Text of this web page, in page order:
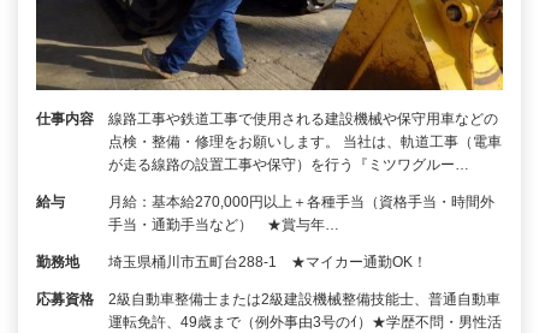
仕事内容
線路工事や鉄道工事で使用される建設機械や保守用車などの
点検・整備・修理をお願いします。 当社は、軌道工事（電車
が走る線路の設置工事や保守）を行う『ミツワグルー…
給与
月給：基本給270,000円以上＋各種手当（資格手当・時間外
手当・通勤手当など） ★賞与年…
勤務地 埼玉県桶川市五町台288‐1 ★マイカー通勤OK！
応募資格
2級自動車整備士または2級建設機械整備技能士、普通自動車
運転免許、49歳まで（例外事由3号のｲ）★学歴不問・男性活